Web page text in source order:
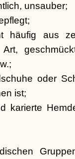
unsauber;
häufig aus
Art,
oder
ist;
karierte